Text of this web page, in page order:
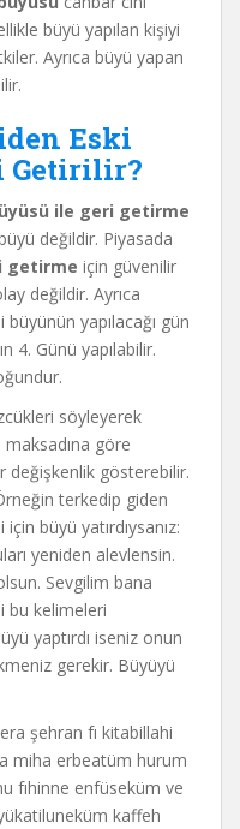
büyü yapılan kişiyi
Ayrıca büyü yapan
Eski
Getirilir?
ile geri getirme
değildir. Piyasada
getirme için güvenilir
değildir. Ayrıca
yapılacağı gün
4. Günü yapılabilir.
söyleyerek
maksadına göre
değişkenlik gösterebilir.
terkedip giden
büyü yatırdıysanız:
yeniden alevlensin.
Sevgilim bana
bu kelimeleri
yaptırdı iseniz onun
gerekir. Büyüyü
şehran fı kitabillahi
miha erbeatüm hurum
fıhinne enfüseküm ve
kaffeh